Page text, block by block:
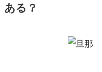
ある？